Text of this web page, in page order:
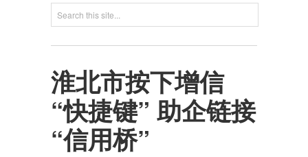
淮北市按下增信
“快捷键” 助企链接
“信用桥”